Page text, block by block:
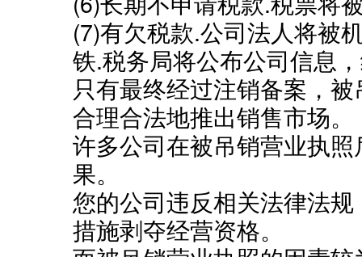
(7)有欠税款.公司法人将被
铁.税务局将公布公司信息
只有最终经过注销备案，
合理合法地推出销售市场。
许多公司在被吊销营业执
果。
您的公司违反相关法律法
措施剥夺经营资格。